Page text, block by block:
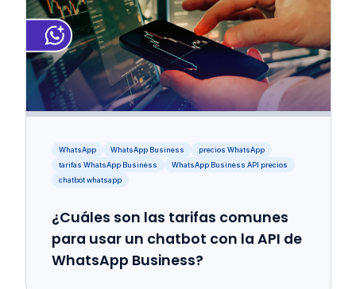
WhatsApp WhatsApp Business
precios WhatsApp
tarifas WhatsApp Business
WhatsApp Business API precios
chatbot whatsapp
¿Cuáles son las tarifas comunes
para usar un chatbot con la API de
WhatsApp Business?